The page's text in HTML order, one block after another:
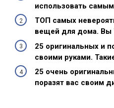
использовать
ТОП самых
вещей для дома.
25 оригинальных и
своими руками.
25 очень
поразят вас своим